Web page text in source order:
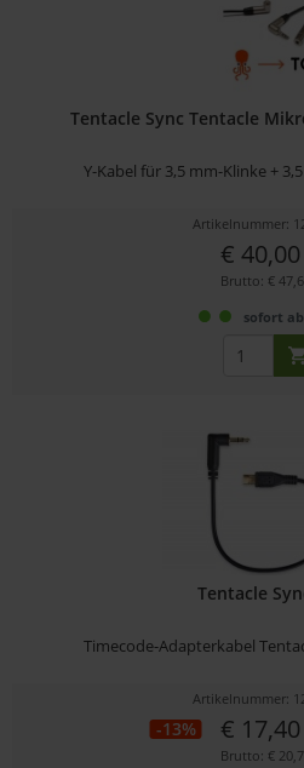
Tentacle Sync Tentacle
Y-Kabel für 3,5 mm-Klinke +
Artikelnummer:
€ 40,00
Brutto: €
sofort
Tentacle
Timecode-Adapterkabel
Artikelnummer:
-13% € 17,40
Brutto: €